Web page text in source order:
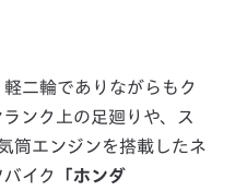
二輪でありながらもク
ンク上の足廻りや、ス
筒エンジンを搭載したネ
イク
「ホンダ